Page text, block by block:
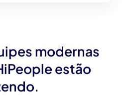
modernas
estão